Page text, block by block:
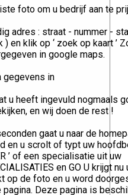
foto om u bedrijf aan te
adres : straat - nummer -
en klik op ‘ zoek op kaart ’
in google maps.
gegevens in
u heeft ingevuld nogmaals
en wij doen de rest !
gaat u naar de
en u scrolt of typt uw
’ of een specialisatie uit uw
en GO U krijgt nu
op de foto en u word
Deze pagina is